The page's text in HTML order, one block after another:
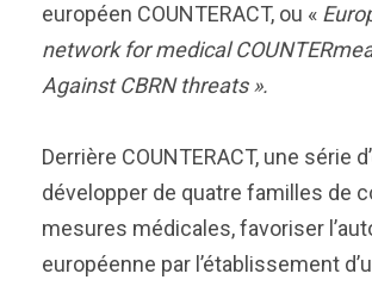
européen COUNTERACT, ou «
network for medical
Against CBRN threats ».
Derrière COUNTERACT, une série
développer de quatre familles de
mesures médicales, favoriser
européenne par l’établissement